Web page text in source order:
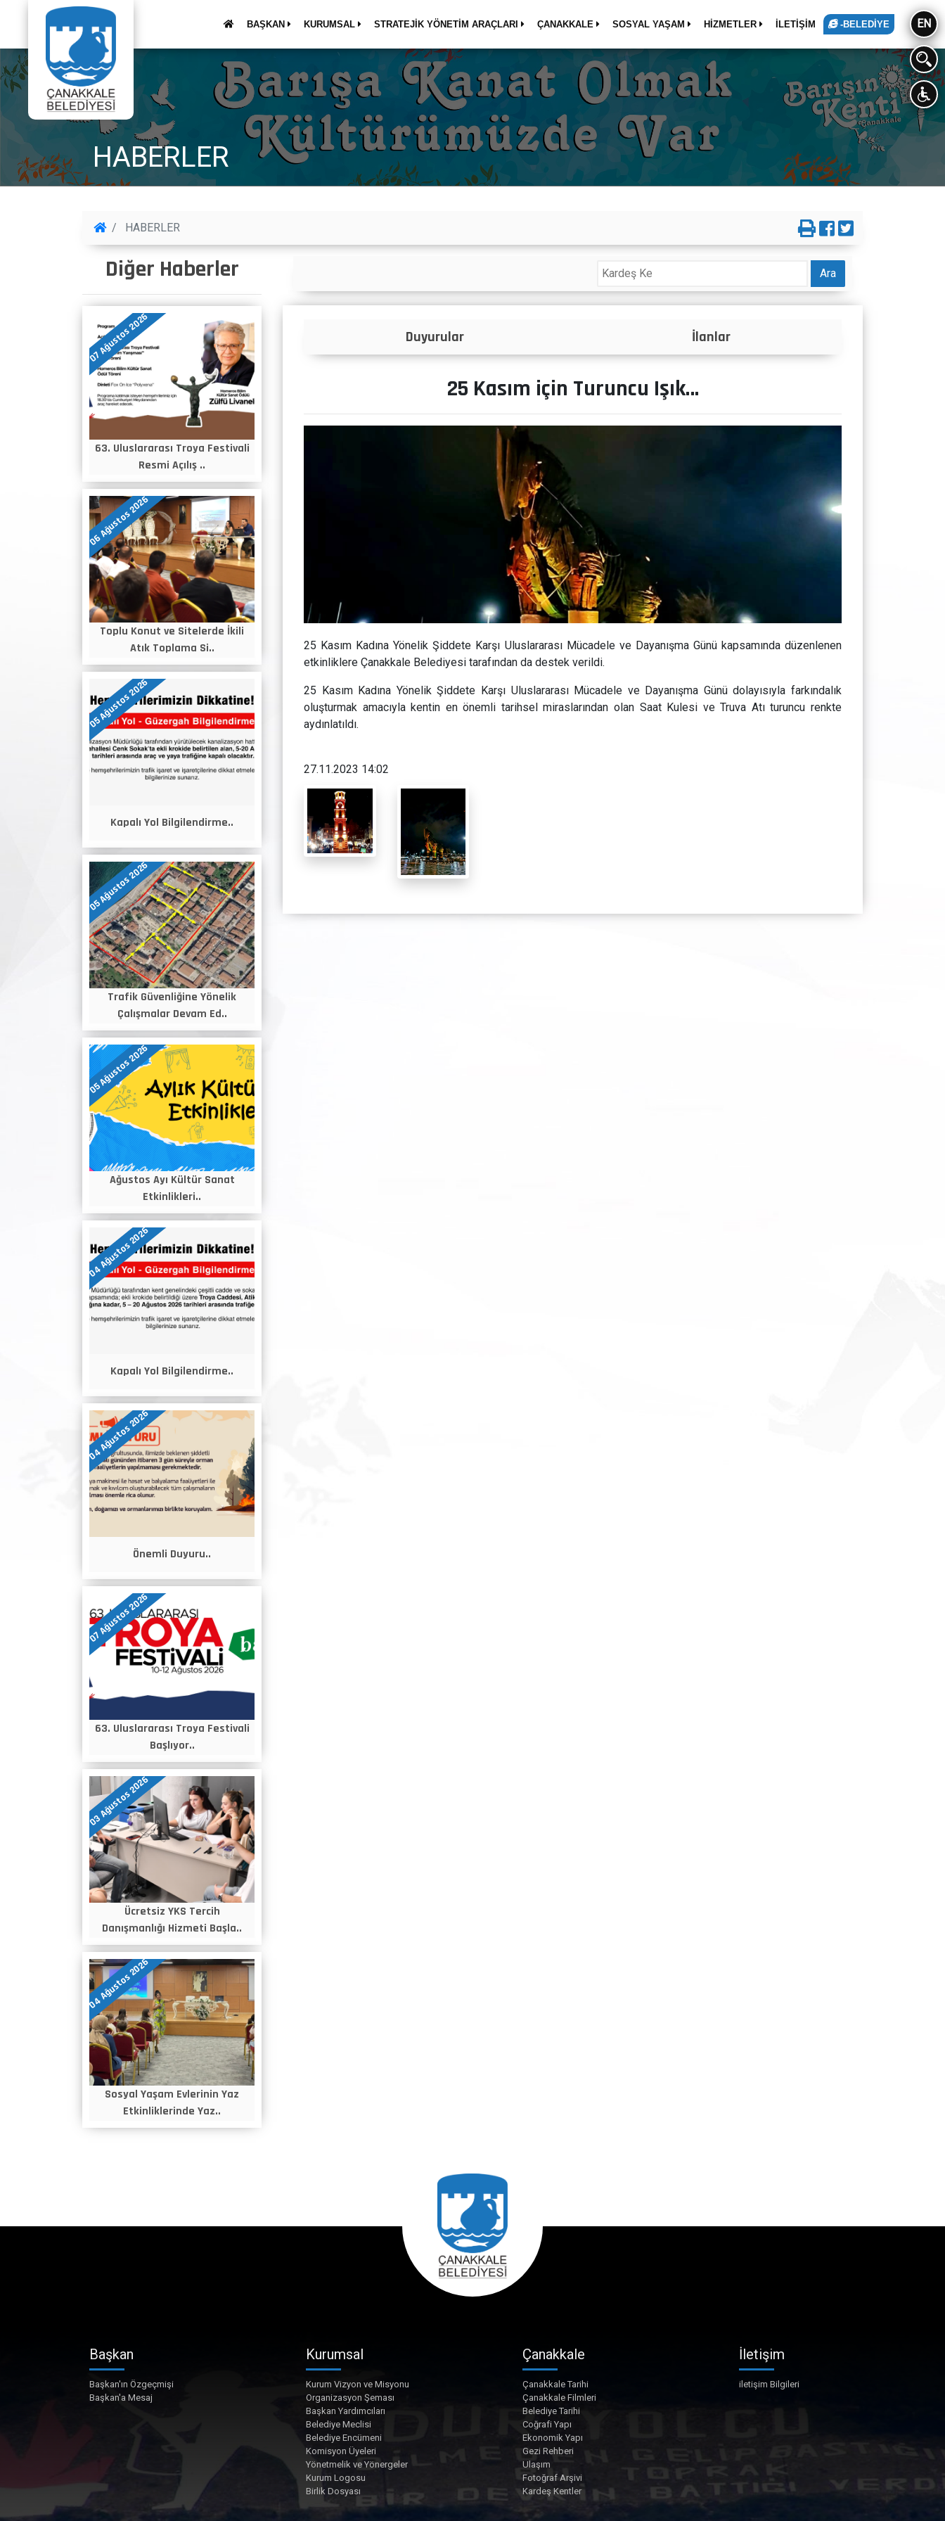
BAŞKAN KURUMSAL STRATEJİK YÖNETİM ARAÇLARI ÇANAKKALE SOSYAL YAŞAM HİZMETLER İLETİŞİM -BELEDİYE EN
HABERLER
HABERLER
Diğer Haberler
07 Ağustos 2026
63. Uluslararası Troya Festivali
Resmi Açılış ..
06 Ağustos 2026
Toplu Konut ve Sitelerde İkili
Atık Toplama Si..
05 Ağustos 2026
Kapalı Yol Bilgilendirme..
05 Ağustos 2026
Trafik Güvenliğine Yönelik
Çalışmalar Devam Ed..
05 Ağustos 2026
Ağustos Ayı Kültür Sanat
Etkinlikleri..
04 Ağustos 2026
Kapalı Yol Bilgilendirme..
04 Ağustos 2026
Önemli Duyuru..
07 Ağustos 2026
63. Uluslararası Troya Festivali
Başlıyor..
03 Ağustos 2026
Ücretsiz YKS Tercih
Danışmanlığı Hizmeti Başla..
04 Ağustos 2026
Sosyal Yaşam Evlerinin Yaz
Etkinliklerinde Yaz..
Ara
Duyurular İlanlar Projeler
25 Kasım için Turuncu Işık…
25 Kasım Kadına Yönelik Şiddete Karşı Uluslararası Mücadele ve Dayanışma Günü kapsamında düzenlenen
etkinliklere Çanakkale Belediyesi tarafından da destek verildi.
25 Kasım Kadına Yönelik Şiddete Karşı Uluslararası Mücadele ve Dayanışma Günü dolayısıyla farkındalık
oluşturmak amacıyla kentin en önemli tarihsel miraslarından olan Saat Kulesi ve Truva Atı turuncu renkte
aydınlatıldı.
27.11.2023 14:02
Başkan
Başkan'ın Özgeçmişi
Başkan'a Mesaj
Kurumsal
Kurum Vizyon ve Misyonu
Organizasyon Şeması
Başkan Yardımcıları
Belediye Meclisi
Belediye Encümeni
Komisyon Üyeleri
Yönetmelik ve Yönergeler
Kurum Logosu
Birlik Dosyası
Çanakkale
Çanakkale Tarihi
Çanakkale Filmleri
Belediye Tarihi
Coğrafi Yapı
Ekonomik Yapı
Gezi Rehberi
Ulaşım
Fotoğraf Arşivi
Kardeş Kentler
İletişim
iletişim Bilgileri